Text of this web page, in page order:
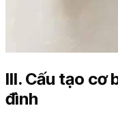
III. Cấu tạo cơ
đình